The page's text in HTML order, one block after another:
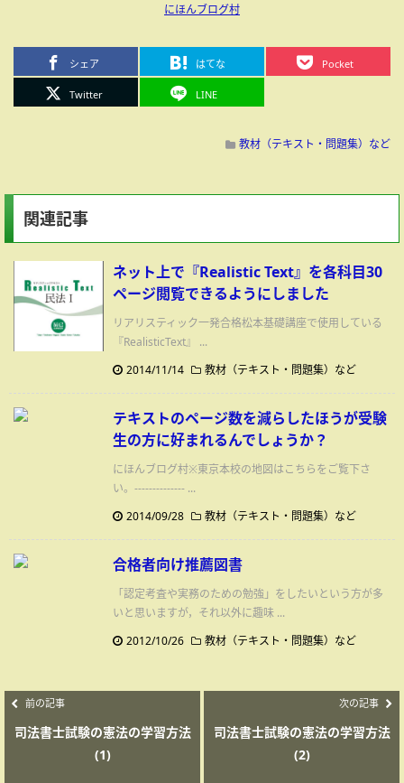
にほんブログ村
シェア はてな Pocket
Twitter LINE
教材（テキスト・問題集）など
関連記事
ネット上で『Realistic Text』を各科目30
ページ閲覧できるようにしました
リアリスティック一発合格松本基礎講座で使用している
『RealisticText』 ...
2014/11/14
教材（テキスト・問題集）など
テキストのページ数を減らしたほうが受験
生の方に好まれるんでしょうか？
にほんブログ村※東京本校の地図はこちらをご覧下さ
い。-------------- ...
2014/09/28
教材（テキスト・問題集）など
合格者向け推薦図書
「認定考査や実務のための勉強」をしたいという方が多
いと思いますが，それ以外に趣味 ...
2012/10/26
教材（テキスト・問題集）など
前の記事
司法書士試験の憲法の学習方法
(1)
次の記事
司法書士試験の憲法の学習方法
(2)